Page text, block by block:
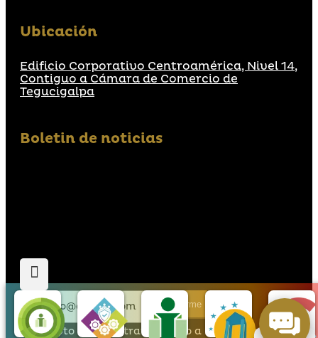
Ubicación
Edificio Corporativo Centroamérica, Nivel 14,
Contiguo a Cámara de Comercio de
Tegucigalpa
Boletin de noticias
Suscribirme
Acepto que den tratamiento a mis datos